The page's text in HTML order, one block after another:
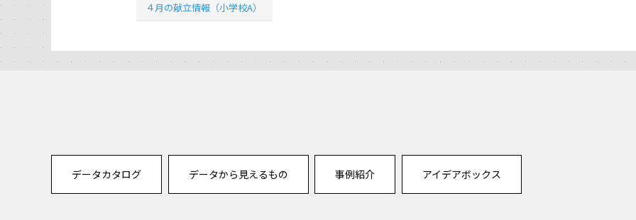
４月の献立情報（小学校A）
データカタログ データから見えるもの 事例紹介 アイデアボックス